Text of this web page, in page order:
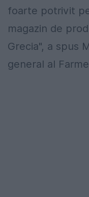
foarte potrivit
magazin de
Grecia", a spus
general al